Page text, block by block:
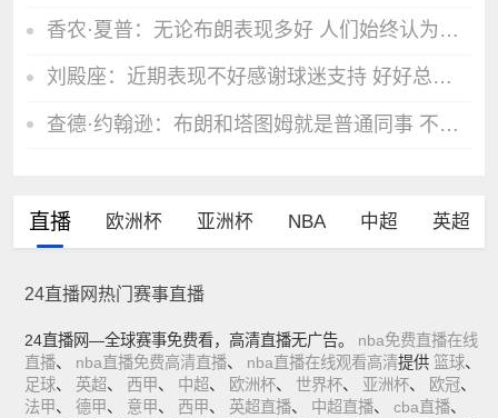
香农·夏普：无论布朗表现多好 人们始终认为塔图姆比他强
刘殿座：近期表现不好感谢球迷支持 好好总结希望能尽快脱离低谷
查德·约翰逊：布朗和塔图姆就是普通同事 不是朋友没交流也正常
直播 欧洲杯 亚洲杯 NBA 中超 英超
24直播网热门赛事直播
24直播网—全球赛事免费看，高清直播无广告。 nba免费直播在线
直播、 nba直播免费高清直播、 nba直播在线观看高清提供 篮球、
足球、 英超、 西甲、 中超、 欧洲杯、 世界杯、 亚洲杯、 欧冠、
法甲、 德甲、 意甲、 西甲、 英超直播、 中超直播、 cba直播、